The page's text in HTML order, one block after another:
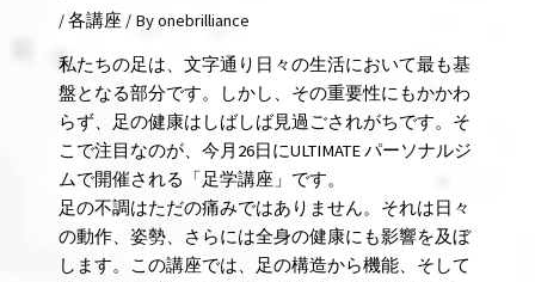
/各講座 / Byonebrilliance
私たちの足は、文字通り日々の生活において最も基
盤となる部分です。しかし、その重要性にもかかわ
らず、足の健康はしばしば見過ごされがちです。そ
こで注目なのが、今月26日にULTIMATE パーソナルジ
ムで開催される「足学講座」です。
足の不調はただの痛みではありません。それは日々
の動作、姿勢、さらには全身の健康にも影響を及ぼ
します。この講座では、足の構造から機能、そして